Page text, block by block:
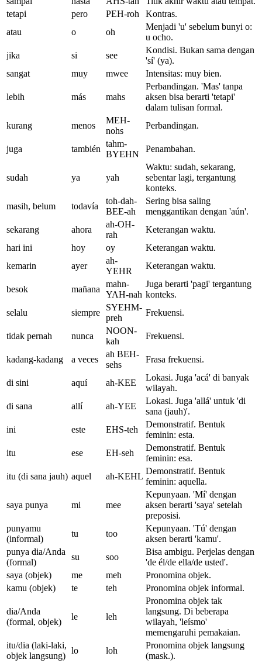
tetapi
pero PEH-roh
Kontras.
atau
o oh
Menjadi 'u' sebelum bunyi o:
u ocho.
jika
si see
Kondisi. Bukan sama dengan
'sí' (ya).
sangat
muy mwee Intensitas: muy bien.
lebih más mahs
Perbandingan. 'Mas' tanpa
aksen bisa berarti 'tetapi'
dalam tulisan formal.
kurang
menos
MEH-
nohs
Perbandingan.
juga también
tahm-
BYEHN
Penambahan.
sudah ya yah
Waktu: sudah, sekarang,
sebentar lagi, tergantung
konteks.
masih, belum
todavía
toh-dah-
BEE-ah
Sering bisa saling
menggantikan dengan 'aún'.
sekarang
ahora
ah-OH-
rah
Keterangan waktu.
hari ini
hoy oy
Keterangan waktu.
kemarin
ayer
ah-
YEHR
Keterangan waktu.
besok mañana
mahn-
YAH-nah
Juga berarti 'pagi' tergantung
konteks.
selalu
siempre
SYEHM-
preh
Frekuensi.
tidak pernah nunca
NOON-
kah
Frekuensi.
kadang-kadang a veces
ah BEH-
sehs
Frasa frekuensi.
di sini aquí ah-KEE
Lokasi. Juga 'acá' di banyak
wilayah.
di sana
allí ah-YEE
Lokasi. Juga 'allá' untuk 'di
sana (jauh)'.
ini
este EHS-teh
Demonstratif. Bentuk
feminin: esta.
itu
ese EH-seh
Demonstratif. Bentuk
feminin: esa.
itu (di sana jauh) aquel ah-KEHL
Demonstratif. Bentuk
feminin: aquella.
saya punya mi mee
Kepunyaan. 'Mí' dengan
aksen berarti 'saya' setelah
preposisi.
punyamu
(informal)
tu too
Kepunyaan. 'Tú' dengan
aksen berarti 'kamu'.
punya dia/Anda
(formal)
su soo
Bisa ambigu. Perjelas dengan
'de él/de ella/de usted'.
saya (objek)
me meh
Pronomina objek.
kamu (objek)
te teh Pronomina objek informal.
dia/Anda
(formal, objek)
le leh
Pronomina objek tak
langsung. Di beberapa
wilayah, 'leísmo'
memengaruhi pemakaian.
itu/dia (laki-laki,
objek langsung)
lo loh
Pronomina objek langsung
(mask.).